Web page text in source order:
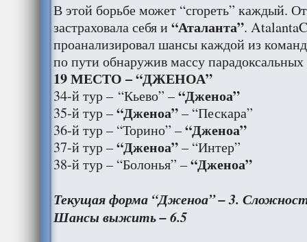
В этой борьбе может “сгореть” каждый.
застраховала себя и “Аталанта”.
проанализировал шансы каждой из
по пути обнаружив массу
19 МЕСТО – “ДЖЕНОА”
34-й тур – “Кьево” –“Дженоа”
35-й тур –“Дженоа”– “Пескара”
36-й тур – “Торино” –“Дженоа”
37-й тур –“Дженоа”– “Интер”
38-й тур – “Болонья” –“Дженоа”
Текущая форма “Дженоа” – 3.
Шансы выжить – 6.5